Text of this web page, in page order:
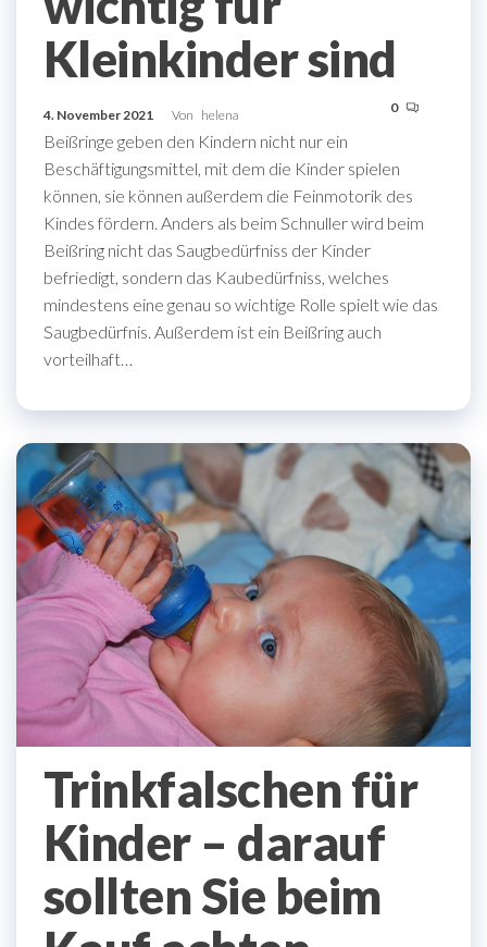
Kleinkinder sind
4. November 2021 Von helena 0
Beißringe geben den Kindern nicht nur ein
Beschäftigungsmittel, mit dem die Kinder spielen
können, sie können außerdem die Feinmotorik des
Kindes fördern. Anders als beim Schnuller wird beim
Beißring nicht das Saugbedürfniss der Kinder
befriedigt, sondern das Kaubedürfniss, welches
mindestens eine genau so wichtige Rolle spielt wie das
Saugbedürfnis. Außerdem ist ein Beißring auch
vorteilhaft…
Trinkfalschen für
Kinder – darauf
sollten Sie beim